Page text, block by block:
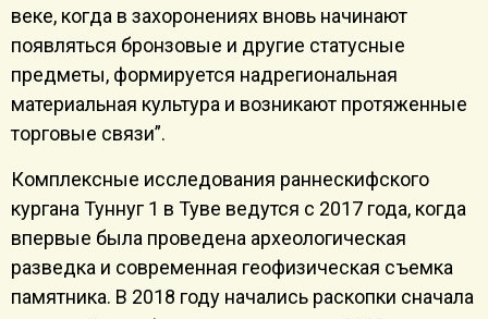
веке, когда в захоронениях вновь начинают
появляться бронзовые и другие статусные
предметы, формируется надрегиональная
материальная культура и возникают протяженные
торговые связи”.
Комплексные исследования раннескифского
кургана Туннуг 1 в Туве ведутся с 2017 года, когда
впервые была проведена археологическая
разведка и современная геофизическая съемка
памятника. В 2018 году начались раскопки сначала